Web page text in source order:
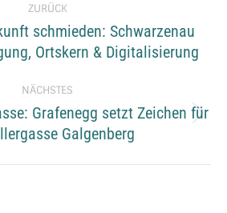
ZURÜCK
Vorheriger
Beitrag:
schmieden: Schwarzenau
Ortskern & Digitalisierung
NÄCHSTES
Nächster
Beitrag:
Grafenegg setzt Zeichen für
Galgenberg